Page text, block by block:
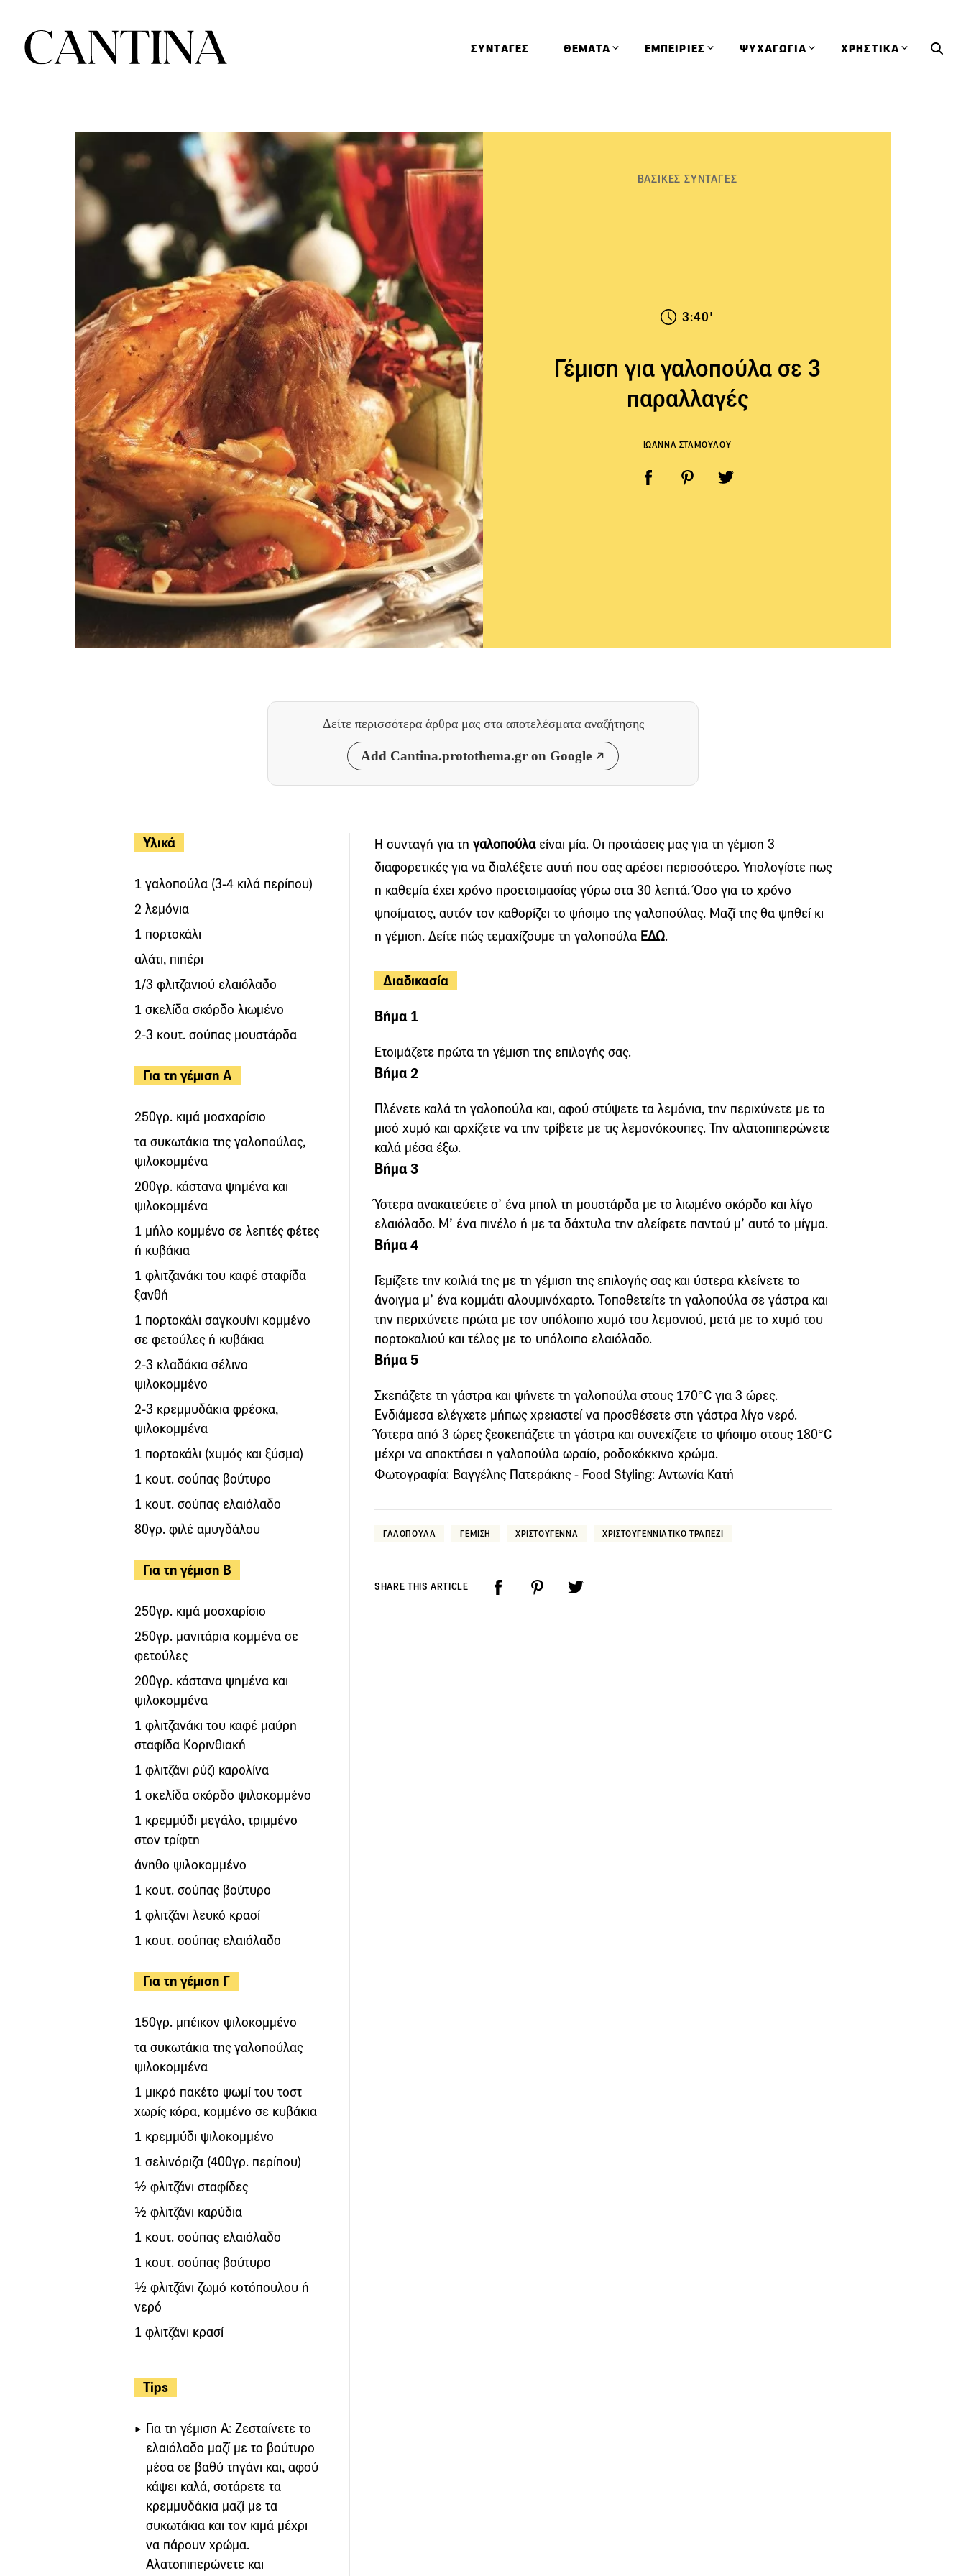
ΣΥΝΤΑΓΕΣ ΘΕΜΑΤΑ ΕΜΠΕΙΡΙΕΣ ΨΥΧΑΓΩΓΙΑ ΧΡΗΣΤΙΚΑ
ΒΑΣΙΚΕΣ ΣΥΝΤΑΓΕΣ
3:40'
Γέμιση για γαλοπούλα σε 3
παραλλαγές
ΙΩΑΝΝΑ ΣΤΑΜΟΥΛΟΥ
Δείτε περισσότερα άρθρα μας στα αποτελέσματα αναζήτησης
Add Cantina.protothema.gr on Google
Υλικά
1 γαλοπούλα (3-4 κιλά περίπου)
2 λεμόνια
1 πορτοκάλι
αλάτι, πιπέρι
1/3 φλιτζανιού ελαιόλαδο
1 σκελίδα σκόρδο λιωμένο
2-3 κουτ. σούπας μουστάρδα
Για τη γέμιση Α
250γρ. κιμά μοσχαρίσιο
τα συκωτάκια της γαλοπούλας,
ψιλοκομμένα
200γρ. κάστανα ψημένα και
ψιλοκομμένα
1 μήλο κομμένο σε λεπτές φέτες
ή κυβάκια
1 φλιτζανάκι του καφέ σταφίδα
ξανθή
1 πορτοκάλι σαγκουίνι κομμένο
σε φετούλες ή κυβάκια
2-3 κλαδάκια σέλινο
ψιλοκομμένο
2-3 κρεμμυδάκια φρέσκα,
ψιλοκομμένα
1 πορτοκάλι (χυμός και ξύσμα)
1 κουτ. σούπας βούτυρο
1 κουτ. σούπας ελαιόλαδο
80γρ. φιλέ αμυγδάλου
Για τη γέμιση Β
250γρ. κιμά μοσχαρίσιο
250γρ. μανιτάρια κομμένα σε
φετούλες
200γρ. κάστανα ψημένα και
ψιλοκομμένα
1 φλιτζανάκι του καφέ μαύρη
σταφίδα Κορινθιακή
1 φλιτζάνι ρύζι καρολίνα
1 σκελίδα σκόρδο ψιλοκομμένο
1 κρεμμύδι μεγάλο, τριμμένο
στον τρίφτη
άνηθο ψιλοκομμένο
1 κουτ. σούπας βούτυρο
1 φλιτζάνι λευκό κρασί
1 κουτ. σούπας ελαιόλαδο
Για τη γέμιση Γ
150γρ. μπέικον ψιλοκομμένο
τα συκωτάκια της γαλοπούλας
ψιλοκομμένα
1 μικρό πακέτο ψωμί του τοστ
χωρίς κόρα, κομμένο σε κυβάκια
1 κρεμμύδι ψιλοκομμένο
1 σελινόριζα (400γρ. περίπου)
½ φλιτζάνι σταφίδες
½ φλιτζάνι καρύδια
1 κουτ. σούπας ελαιόλαδο
1 κουτ. σούπας βούτυρο
½ φλιτζάνι ζωμό κοτόπουλου ή
νερό
1 φλιτζάνι κρασί
Tips
Για τη γέμιση Α: Ζεσταίνετε το
ελαιόλαδο μαζί με το βούτυρο
μέσα σε βαθύ τηγάνι και, αφού
κάψει καλά, σοτάρετε τα
κρεμμυδάκια μαζί με τα
συκωτάκια και τον κιμά μέχρι
να πάρουν χρώμα.
Αλατοπιπερώνετε και
Η συνταγή για τη γαλοπούλαείναι μία. Οι προτάσεις μας για τη γέμιση 3
διαφορετικές για να διαλέξετε αυτή που σας αρέσει περισσότερο. Υπολογίστε πως
η καθεμία έχει χρόνο προετοιμασίας γύρω στα 30 λεπτά. Όσο για το χρόνο
ψησίματος, αυτόν τον καθορίζει το ψήσιμο της γαλοπούλας. Μαζί της θα ψηθεί κι
η γέμιση. Δείτε πώς τεμαχίζουμε τη γαλοπούλα ΕΔΩ.
Διαδικασία
Βήμα 1
Ετοιμάζετε πρώτα τη γέμιση της επιλογής σας.
Βήμα 2
Πλένετε καλά τη γαλοπούλα και, αφού στύψετε τα λεμόνια, την περιχύνετε με το
μισό χυμό και αρχίζετε να την τρίβετε με τις λεμονόκουπες. Την αλατοπιπερώνετε
καλά μέσα έξω.
Βήμα 3
Ύστερα ανακατεύετε σ’ ένα μπολ τη μουστάρδα με το λιωμένο σκόρδο και λίγο
ελαιόλαδο. Μ’ ένα πινέλο ή με τα δάχτυλα την αλείφετε παντού μ’ αυτό το μίγμα.
Βήμα 4
Γεμίζετε την κοιλιά της με τη γέμιση της επιλογής σας και ύστερα κλείνετε το
άνοιγμα μ’ ένα κομμάτι αλουμινόχαρτο. Τοποθετείτε τη γαλοπούλα σε γάστρα και
την περιχύνετε πρώτα με τον υπόλοιπο χυμό του λεμονιού, μετά με το χυμό του
πορτοκαλιού και τέλος με το υπόλοιπο ελαιόλαδο.
Βήμα 5
Σκεπάζετε τη γάστρα και ψήνετε τη γαλοπούλα στους 170°C για 3 ώρες.
Ενδιάμεσα ελέγχετε μήπως χρειαστεί να προσθέσετε στη γάστρα λίγο νερό.
Ύστερα από 3 ώρες ξεσκεπάζετε τη γάστρα και συνεχίζετε το ψήσιμο στους 180°C
μέχρι να αποκτήσει η γαλοπούλα ωραίο, ροδοκόκκινο χρώμα.
Φωτογραφία: Βαγγέλης Πατεράκης - Food Styling: Aντωνία Κατή
ΓΑΛΟΠΟΥΛΑ ΓΕΜΙΣΗ ΧΡΙΣΤΟΥΓΕΝΝΑ ΧΡΙΣΤΟΥΓΕΝΝΙΑΤΙΚΟ ΤΡΑΠΕΖΙ
SHARE THIS ARTICLE